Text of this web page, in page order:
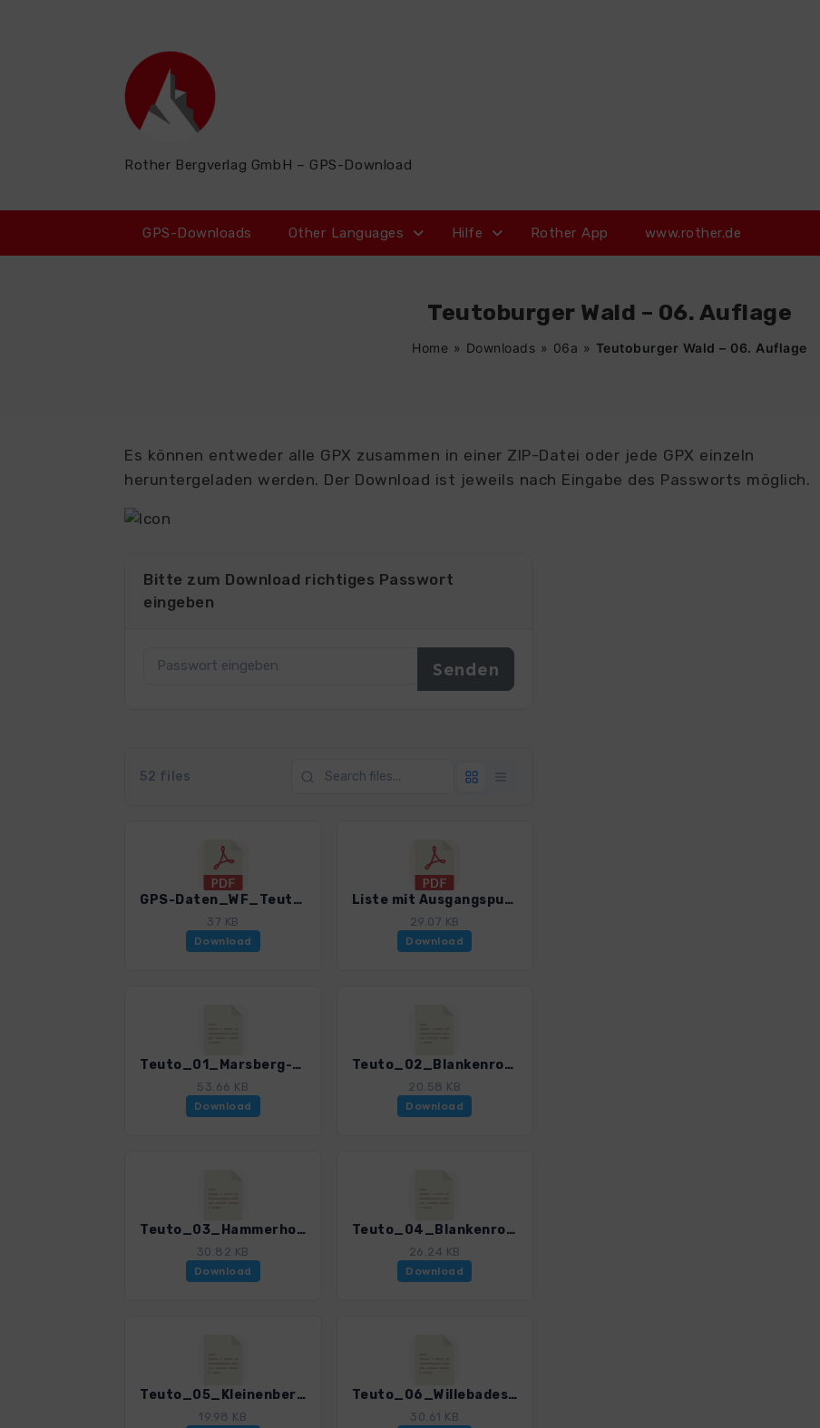
Rother Bergverlag GmbH – GPS-Download
GPS-Downloads Other Languages Hilfe Rother App www.rother.de
Teutoburger Wald – 06. Auflage
Home » Downloads » 06a » Teutoburger Wald – 06. Auflage
Es können entweder alle GPX zusammen in einer ZIP-Datei oder jede GPX einzeln
heruntergeladen werden. Der Download ist jeweils nach Eingabe des Passworts möglich.
Bitte zum Download richtiges Passwort
eingeben
52 files
GPS-Daten_WF_TeutoburgerWald_Haftungsausschluss, Nutzungsbedingungen_und_Hinweise_4020_6.pdf
37 KB
Download
Liste mit Ausgangspunkten fuer Wanderfuehrer Teutoburger Wald_4020_6.pdf
29.07 KB
Download
Teuto_01_Marsberg-Priesterberg_4020_6.gpx
53.66 KB
Download
Teuto_02_Blankenrode-Marsberg_4020_6.gpx
20.58 KB
Download
Teuto_03_Hammerhof-Hardehausen_4020_6.gpx
30.82 KB
Download
Teuto_04_Blankenrode-Nadel-Altenauquelle_4020_6.gpx
26.24 KB
Download
Teuto_05_Kleinenberg-Bierbaums_Nagel_4020_6.gpx
19.98 KB
Teuto_06_Willebadessen-Borlinghausen_4020_6.gpx
30.61 KB